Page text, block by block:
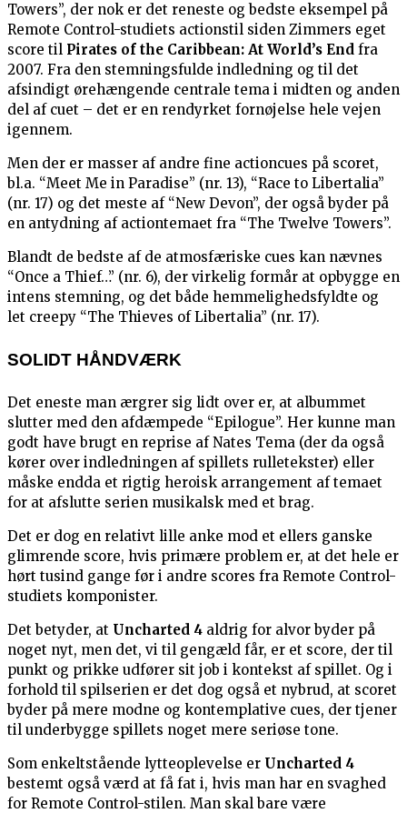
Towers”, der nok er det reneste og bedste eksempel på
Remote Control-studiets actionstil siden Zimmers eget
score til Pirates of the Caribbean: At World’s End fra
2007. Fra den stemningsfulde indledning og til det
afsindigt ørehængende centrale tema i midten og anden
del af cuet – det er en rendyrket fornøjelse hele vejen
igennem.
Men der er masser af andre fine actioncues på scoret,
bl.a. “Meet Me in Paradise” (nr. 13), “Race to Libertalia”
(nr. 17) og det meste af “New Devon”, der også byder på
en antydning af actiontemaet fra “The Twelve Towers”.
Blandt de bedste af de atmosfæriske cues kan nævnes
“Once a Thief…” (nr. 6), der virkelig formår at opbygge en
intens stemning, og det både hemmelighedsfyldte og
let creepy “The Thieves of Libertalia” (nr. 17).
SOLIDT HÅNDVÆRK
Det eneste man ærgrer sig lidt over er, at albummet
slutter med den afdæmpede “Epilogue”. Her kunne man
godt have brugt en reprise af Nates Tema (der da også
kører over indledningen af spillets rulletekster) eller
måske endda et rigtig heroisk arrangement af temaet
for at afslutte serien musikalsk med et brag.
Det er dog en relativt lille anke mod et ellers ganske
glimrende score, hvis primære problem er, at det hele er
hørt tusind gange før i andre scores fra Remote Control-
studiets komponister.
Det betyder, at Uncharted 4 aldrig for alvor byder på
noget nyt, men det, vi til gengæld får, er et score, der til
punkt og prikke udfører sit job i kontekst af spillet. Og i
forhold til spilserien er det dog også et nybrud, at scoret
byder på mere modne og kontemplative cues, der tjener
til underbygge spillets noget mere seriøse tone.
Som enkeltstående lytteoplevelse er Uncharted 4
bestemt også værd at få fat i, hvis man har en svaghed
for Remote Control-stilen. Man skal bare være